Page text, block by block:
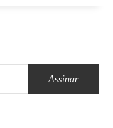
Assinar